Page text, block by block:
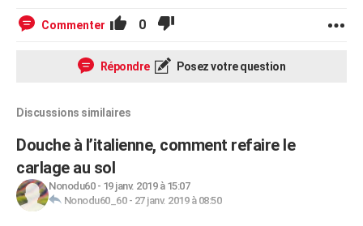
Commenter 0
Répondre Posez votre question
Discussions similaires
Douche à l’italienne, comment refaire le
carlage au sol
Nonodu60- 19 janv. 2019 à 15:07
Nonodu60_60- 27 janv. 2019 à 08:50